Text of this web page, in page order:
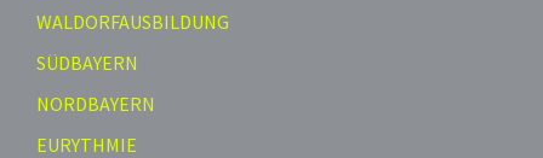
WALDORFAUSBILDUNG
SÜDBAYERN
NORDBAYERN
EURYTHMIE